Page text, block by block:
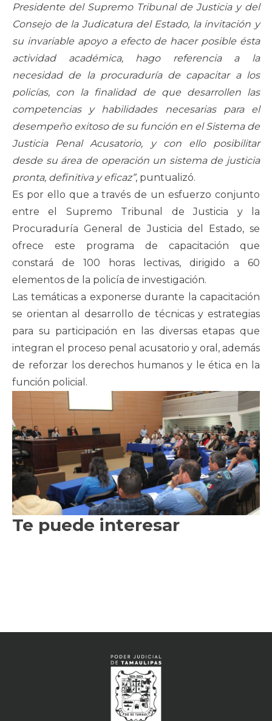
Presidente del Supremo Tribunal de Justicia y del
Consejo de la Judicatura del Estado, la invitación y
su invariable apoyo a efecto de hacer posible ésta
actividad académica, hago referencia a la
necesidad de la procuraduría de capacitar a los
policías, con la finalidad de que desarrollen las
competencias y habilidades necesarias para el
desempeño exitoso de su función en el Sistema de
Justicia Penal Acusatorio, y con ello posibilitar
desde su área de operación un sistema de justicia
pronta, definitiva y eficaz”, puntualizó.
Es por ello que a través de un esfuerzo conjunto
entre el Supremo Tribunal de Justicia y la
Procuraduría General de Justicia del Estado, se
ofrece este programa de capacitación que
constará de 100 horas lectivas, dirigido a 60
elementos de la policía de investigación.
Las temáticas a exponerse durante la capacitación
se orientan al desarrollo de técnicas y estrategias
para su participación en las diversas etapas que
integran el proceso penal acusatorio y oral, además
de reforzar los derechos humanos y le ética en la
función policial.
Te puede interesar